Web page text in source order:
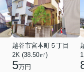
越谷市宮本町５丁目
2K (38.50㎡)
5万円